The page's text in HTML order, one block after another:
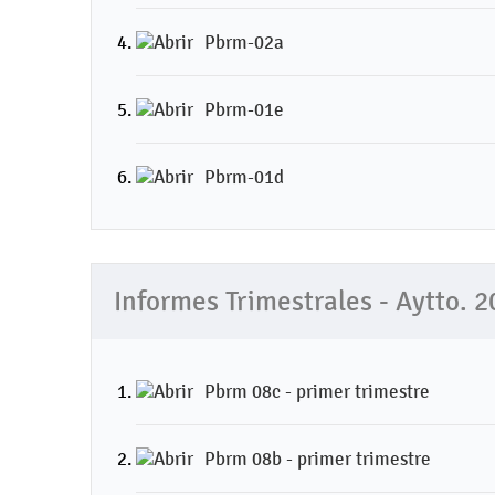
Pbrm-02a
Pbrm-01e
Pbrm-01d
Informes Trimestrales - Aytto.
Pbrm 08c - primer trimestre
Pbrm 08b - primer trimestre